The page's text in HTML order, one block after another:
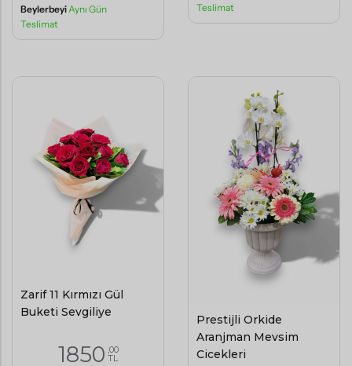
BeylerbeyiAynı Gün
Teslimat
Teslimat
Zarif 11 Kırmızı Gül
Buketi Sevgiliye
1850 ,00
TL
Prestijli Orkide
Aranjman Mevsim
Çiçekleri